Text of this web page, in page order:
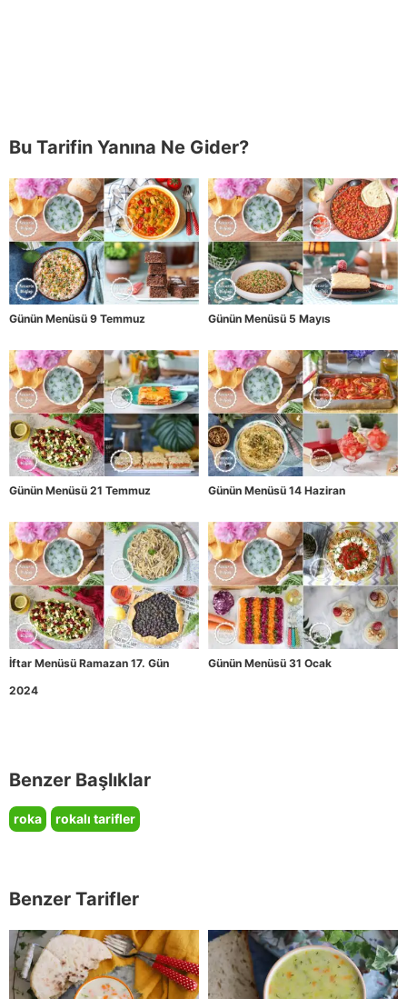
Bu Tarifin Yanına Ne Gider?
Günün Menüsü 9 Temmuz Günün Menüsü 5 Mayıs
Günün Menüsü 21 Temmuz Günün Menüsü 14 Haziran
İftar Menüsü Ramazan 17. Gün
2024
Günün Menüsü 31 Ocak
Benzer Başlıklar
roka rokalı tarifler
Benzer Tarifler